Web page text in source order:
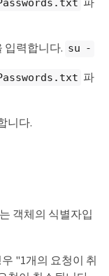
입력합니다. su -
파
니다.
객체의 식별자입
"1개의 요청이 취